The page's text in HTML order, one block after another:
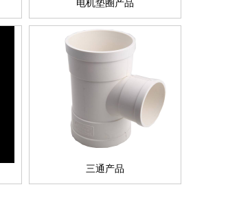
电机垫圈产品
三通产品